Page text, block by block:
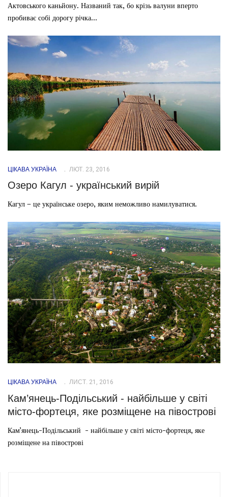
Актовського каньйону. Названий так, бо крізь валуни вперто
пробиває собі дорогу річка...
ЦІКАВА УКРАЇНА ЛЮТ. 23, 2016
Озеро Кагул - український вирій
Кагул – це українське озеро, яким неможливо намилуватися.
ЦІКАВА УКРАЇНА ЛИСТ. 21, 2016
Кам’янець-Подільський - найбільше у світі
місто-фортеця, яке розміщене на півострові
Кам’янець-Подільський - найбільше у світі місто-фортеця, яке
розміщене на півострові